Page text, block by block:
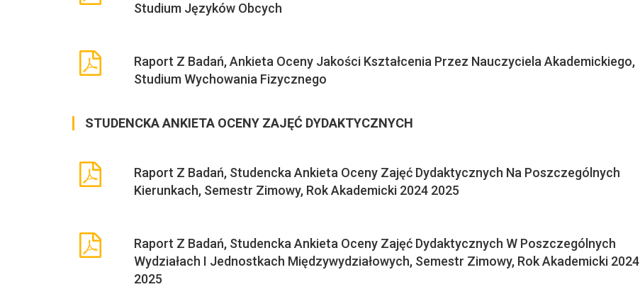
Studium Języków Obcych
Raport Z Badań, Ankieta Oceny Jakości Kształcenia Przez Nauczyciela Akademickiego,
Studium Wychowania Fizycznego
STUDENCKA ANKIETA OCENY ZAJĘĆ DYDAKTYCZNYCH
Raport Z Badań, Studencka Ankieta Oceny Zajęć Dydaktycznych Na Poszczególnych
Kierunkach, Semestr Zimowy, Rok Akademicki 2024 2025
Raport Z Badań, Studencka Ankieta Oceny Zajęć Dydaktycznych W Poszczególnych
Wydziałach I Jednostkach Międzywydziałowych, Semestr Zimowy, Rok Akademicki 2024
2025